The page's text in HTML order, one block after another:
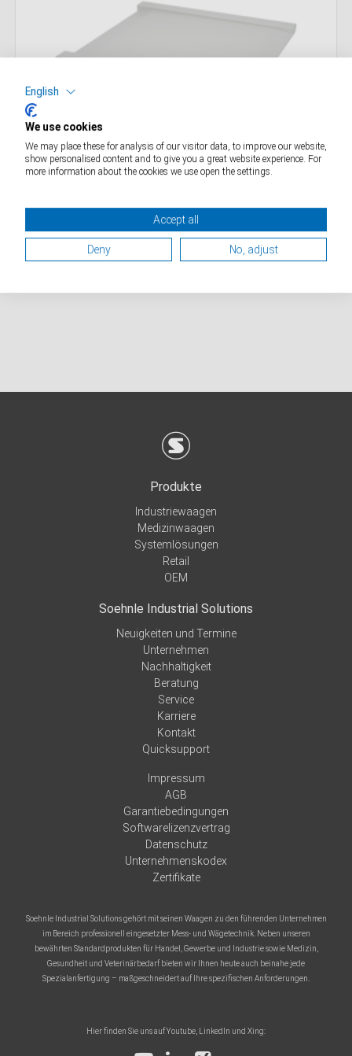
6808
Rollstuhlwaage
DETAILS
Produkte
Industriewaagen
Medizinwaagen
Systemlösungen
Retail
OEM
Soehnle Industrial Solutions
Neuigkeiten und Termine
Unternehmen
Nachhaltigkeit
Beratung
Service
Karriere
Kontakt
Quicksupport
Impressum
AGB
Garantiebedingungen
Softwarelizenzvertrag
Datenschutz
Unternehmenskodex
Zertifikate
Soehnle Industrial Solutions gehört mit seinen Waagen zu den führenden Unternehmen
im Bereich professionell eingesetzter Mess- und Wägetechnik. Neben unseren
bewährten Standardprodukten für Handel, Gewerbe und Industrie sowie Medizin,
Gesundheit und Veterinärbedarf bieten wir Ihnen heute auch beinahe jede
Spezialanfertigung – maßgeschneidert auf Ihre spezifischen Anforderungen.
Hier finden Sie uns auf Youtube, LinkedIn und Xing:
English
We use cookies
We may place these for analysis of our visitor data, to improve our website,
show personalised content and to give you a great website experience. For
more information about the cookies we use open the settings.
Accept all
Deny No, adjust